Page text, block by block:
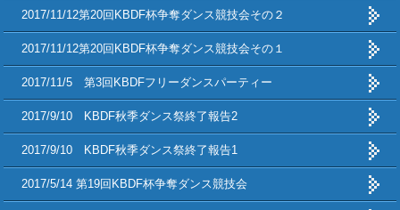
2017/11/12第20回KBDF杯争奪ダンス競技会その２
2017/11/12第20回KBDF杯争奪ダンス競技会その１
2017/11/5 第3回KBDFフリーダンスパーティー
2017/9/10 KBDF秋季ダンス祭終了報告2
2017/9/10 KBDF秋季ダンス祭終了報告1
2017/5/14 第19回KBDF杯争奪ダンス競技会